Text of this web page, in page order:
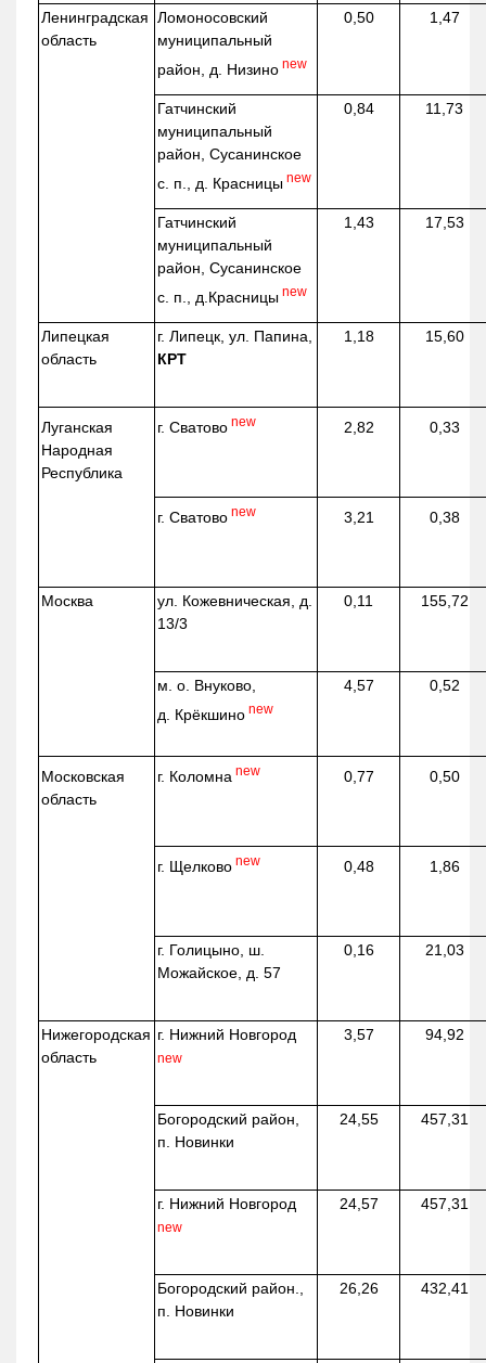
Ленинградская
область
Ломоносовский
муниципальный
район, д. Низино new
0,50 1,47
Гатчинский
муниципальный
район, Сусанинское
с. п., д. Красницы new
0,84 11,73
Гатчинский
муниципальный
район, Сусанинское
с. п., д.Красницы new
1,43 17,53
Липецкая
область
г. Липецк, ул. Папина,
КРТ
1,18 15,60
Луганская
Народная
Республика
г. Сватово new 2,82 0,33
г. Сватово new 3,21 0,38
Москва ул. Кожевническая, д.
13/3
0,11 155,72
м. о. Внуково,
д. Крёкшино new
4,57 0,52
Московская
область
г. Коломна new 0,77 0,50
г. Щелково new 0,48 1,86
г. Голицыно, ш.
Можайское, д. 57
0,16 21,03
Нижегородская
область
г. Нижний Новгород
new
3,57 94,92
Богородский район,
п. Новинки
24,55 457,31
г. Нижний Новгород
new
24,57 457,31
Богородский район.,
п. Новинки
26,26 432,41